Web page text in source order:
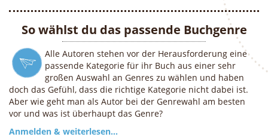
So wählst du das passende Buchgenre
Alle Autoren stehen vor der Herausforderung eine
passende Kategorie für ihr Buch aus einer sehr
großen Auswahl an Genres zu wählen und haben
doch das Gefühl, dass die richtige Kategorie nicht dabei ist.
Aber wie geht man als Autor bei der Genrewahl am besten
vor und was ist überhaupt das Genre?
Anmelden & weiterlesen...